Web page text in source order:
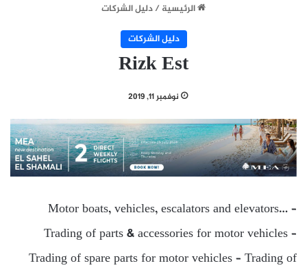
الرئيسية/دليل الشركات
دليل الشركات
Rizk Est
نوفمبر 11, 2019
Motor boats, vehicles, escalators and elevators… –
Trading of parts & accessories for motor vehicles –
Trading of spare parts for motor vehicles – Trading of